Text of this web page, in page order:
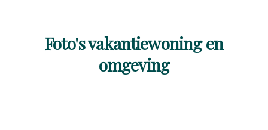
Foto's vakantiewoning en
omgeving